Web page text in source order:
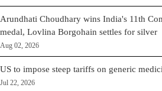
Arundhati Choudhary wins India's 11th
medal, Lovlina Borgohain settles for silver
Aug 02, 2026
US to impose steep tariffs on generic
Jul 22, 2026